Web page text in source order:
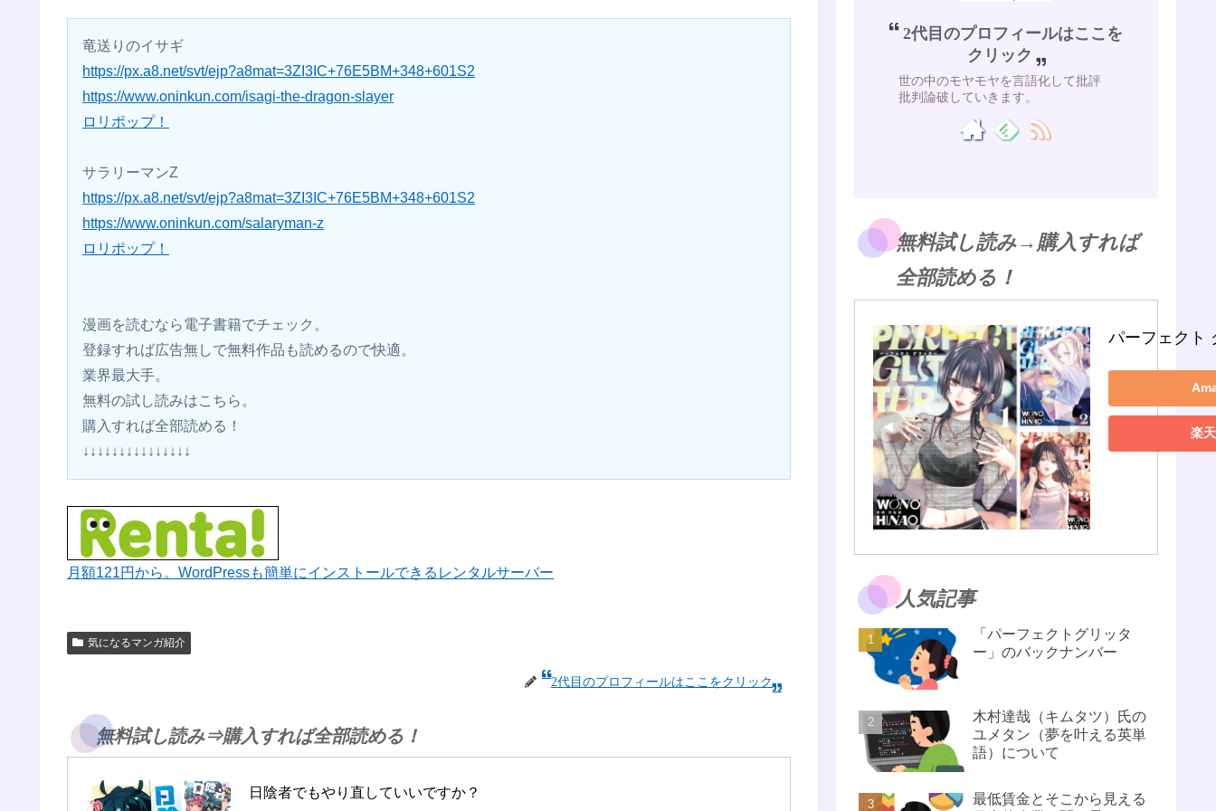
竜送りのイサギ
https://px.a8.net/svt/ejp?a8mat=3ZI3IC+76E5BM+348+601S2
https://www.oninkun.com/isagi-the-dragon-slayer
ロリポップ！
サラリーマンZ
https://px.a8.net/svt/ejp?a8mat=3ZI3IC+76E5BM+348+601S2
https://www.oninkun.com/salaryman-z
ロリポップ！
漫画を読むなら電子書籍でチェック。
登録すれば広告無しで無料作品も読めるので快適。
業界最大手。
無料の試し読みはこちら。
購入すれば全部読める！
↓↓↓↓↓↓↓↓↓↓↓↓↓↓↓
月額121円から。WordPressも簡単にインストールできるレンタルサーバー
気になるマンガ紹介
2代目のプロフィールはここをクリック
無料試し読み⇒購入すれば全部読める！
日陰者でもやり直していいですか？
2代目のプロフィールはここを
クリック
世の中のモヤモヤを言語化して批評
批判論破していきます。
無料試し読み→購入すれば
全部読める！
パーフェクト
楽
人気記事
「パーフェクトグリッタ
ー」のバックナンバー
木村達哉（キムタツ）氏の
ユメタン（夢を叶える英単
語）について
最低賃金とそこから見える